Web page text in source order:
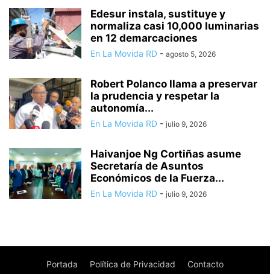
Edesur instala, sustituye y
normaliza casi 10,000 luminarias
en 12 demarcaciones
En La Movida RD - agosto 5, 2026
Robert Polanco llama a preservar
la prudencia y respetar la
autonomía...
En La Movida RD - julio 9, 2026
Haivanjoe Ng Cortiñas asume
Secretaría de Asuntos
Económicos de la Fuerza...
En La Movida RD - julio 9, 2026
Portada Política de Privacidad Contacto